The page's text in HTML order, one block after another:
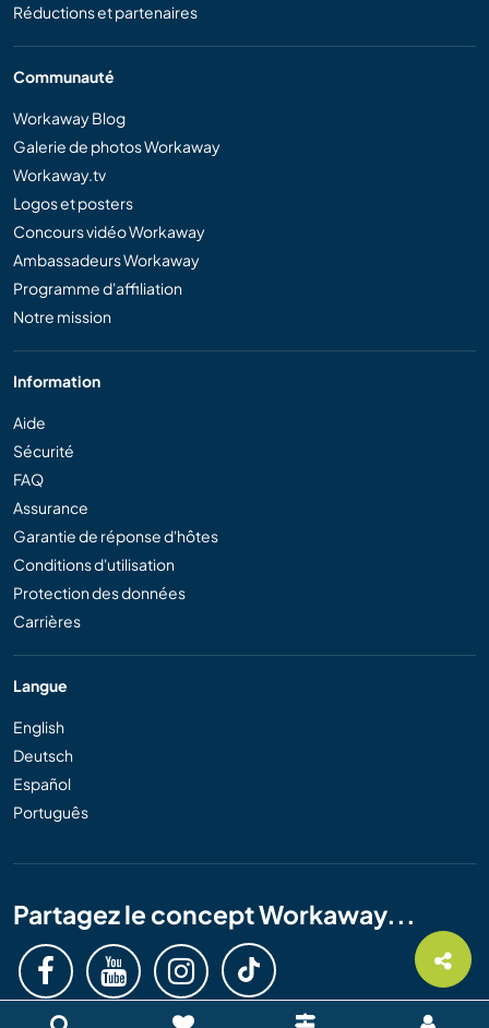
Réductions et partenaires
Communauté
Workaway Blog
Galerie de photos Workaway
Workaway.tv
Logos et posters
Concours vidéo Workaway
Ambassadeurs Workaway
Programme d'affiliation
Notre mission
Information
Aide
Sécurité
FAQ
Assurance
Garantie de réponse d'hôtes
Conditions d'utilisation
Protection des données
Carrières
Langue
English
Deutsch
Español
Português
Partagez le concept Workaway...